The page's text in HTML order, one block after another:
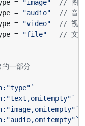
= "image"
// 图片
= "audio"
// 音频
= "video"
// 视频
= "file"
// 文件
一部分